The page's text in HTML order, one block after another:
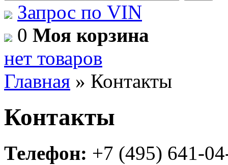
Запрос по VIN
0 Моя корзина
нет товаров
Главная » Контакты
Контакты
Телефон: +7 (495) 641-